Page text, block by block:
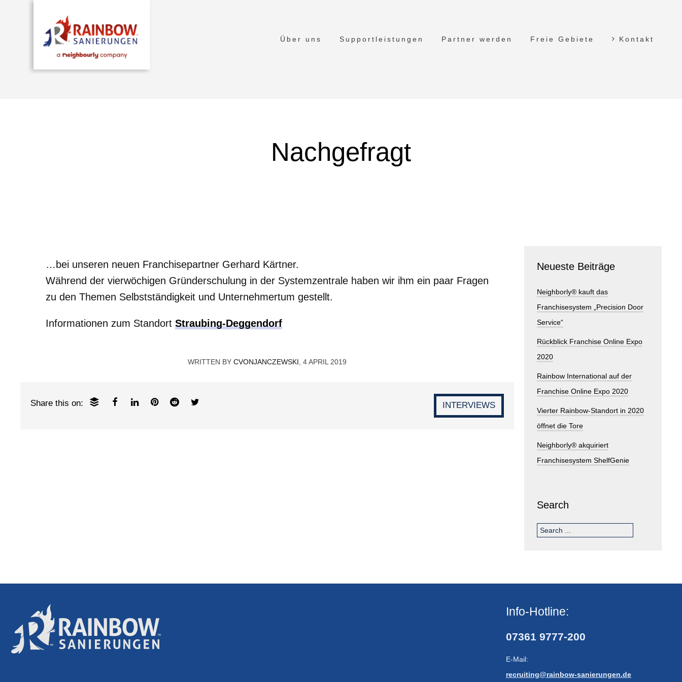
Über uns Supportleistungen Partner werden Freie Gebiete Kontakt
Nachgefragt
…bei unseren neuen Franchisepartner Gerhard Kärtner.
Während der vierwöchigen Gründerschulung in der Systemzentrale haben wir ihm ein paar Fragen
zu den Themen Selbstständigkeit und Unternehmertum gestellt.
Informationen zum Standort Straubing-Deggendorf
WRITTEN BYCVONJANCZEWSKI , 4 APRIL 2019
Share this on: INTERVIEWS
Neueste Beiträge
Neighborly® kauft das
Franchisesystem „Precision Door
Service“
Rückblick Franchise Online Expo
2020
Rainbow International auf der
Franchise Online Expo 2020
Vierter Rainbow-Standort in 2020
öffnet die Tore
Neighborly® akquiriert
Franchisesystem ShelfGenie
Search
Info-Hotline:
07361 9777-200
E-Mail:
recruiting@rainbow-sanierungen.de